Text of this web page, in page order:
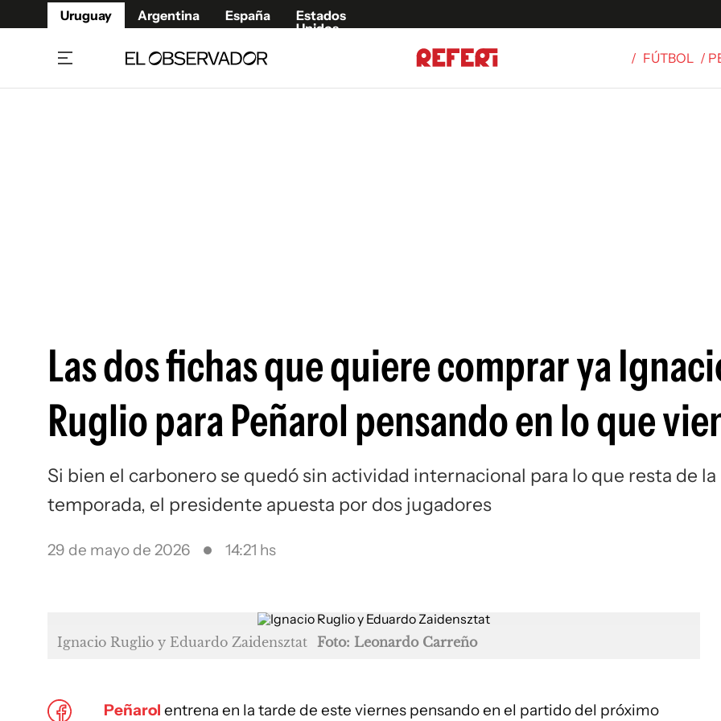
Uruguay Argentina España
Estados
Unidos
/ FÚTBOL /
Las dos fichas que quiere comprar ya
Ruglio para Peñarol pensando en lo que
Si bien el carbonero se quedó sin actividad internacional para lo que resta de la
temporada, el presidente apuesta por dos jugadores
29 de mayo de 2026 14:21 hs
Ignacio Ruglio y Eduardo Zaidensztat Foto: Leonardo Carreño
Peñarol entrena en la tarde de este viernes pensando en el partido del próximo